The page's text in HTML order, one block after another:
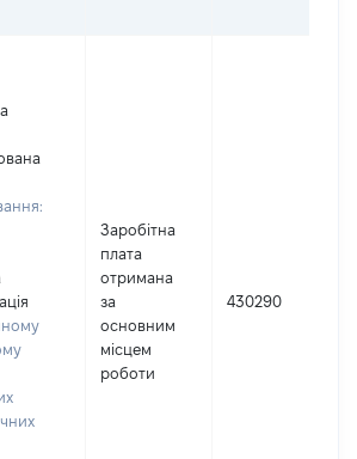
Заробітна
плата
отримана
за
основним
місцем
роботи
430290